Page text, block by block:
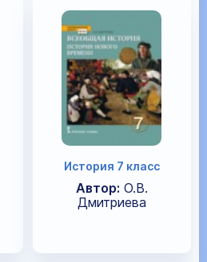
История 7 класс
Автор: О.В.
Дмитриева